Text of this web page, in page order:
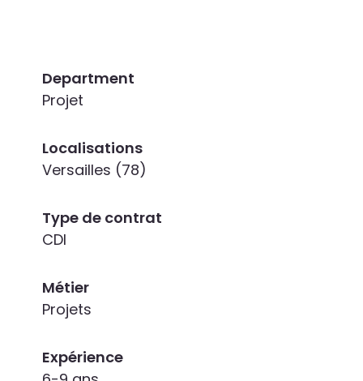
Department
Projet
Localisations
Versailles (78)
Type de contrat
CDI
Métier
Projets
Expérience